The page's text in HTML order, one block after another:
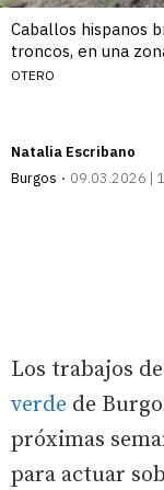
Caballos hispanos
troncos, en una
OTERO
Natalia Escribano
Burgos
09.03.2026 |
Los trabajos de
verde de
próximas
para actuar